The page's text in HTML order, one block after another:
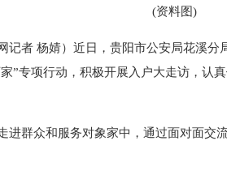
(资料图)
记者 杨婧）近日，贵阳市公安局花溪分
”专项行动，积极开展入户大走访，认
进群众和服务对象家中，通过面对面交